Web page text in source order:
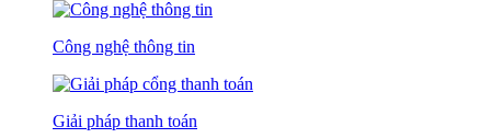
Công nghệ thông tin
Giải pháp thanh toán